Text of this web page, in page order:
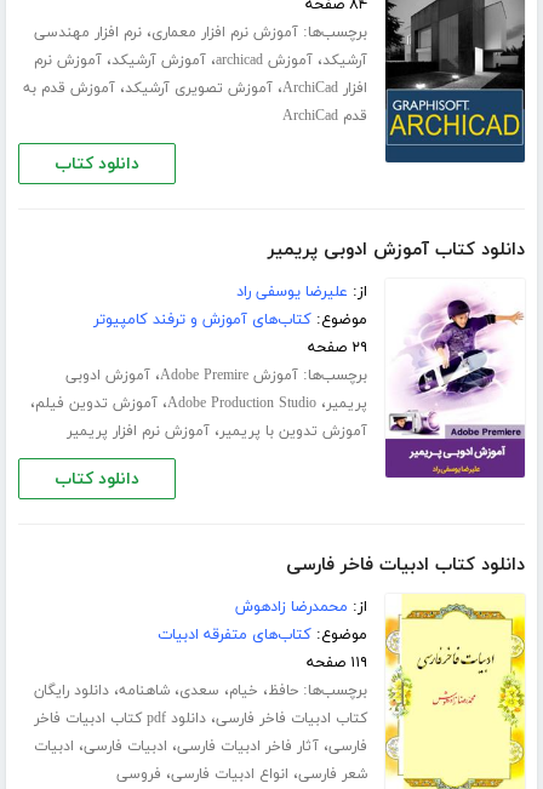
۸۴ صفحه
برچسب‌ها:آموزش نرم افزار معماری،نرم افزار مهندسی
آرشیکد،آموزش archicad ،آموزش آرشیکد،آموزش نرم
افزار ArchiCad
،آموزش تصویری آرشیکد،آموزش قدم به
قدم ArchiCad
دانلود کتاب
دانلود کتاب آموزش ادوبی پریمیر
از: علیرضا یوسفی راد
موضوع:کتاب‌های آموزش و ترفند کامپیوتر
۲۹ صفحه
برچسب‌ها:آموزش Adobe Premire ،آموزش ادوبی
پریمیر،Adobe Production Studio،آموزش تدوین فیلم،
آموزش تدوین با پریمیر،آموزش نرم افزار پریمیر
دانلود کتاب
دانلود کتاب ادبیات فاخر فارسی
از: محمدرضا زادهوش
موضوع:کتاب‌های متفرقه ادبیات
۱۱۹ صفحه
برچسب‌ها:حافظ، خیام، سعدی،شاهنامه،دانلود رایگان
کتاب ادبیات فاخر فارسی،
دانلود pdf کتاب ادبیات فاخر
فارسی،آثار فاخر ادبیات فارسی، ادبیات فارسی، ادبیات
شعر فارسی، انواع ادبیات فارسی، فروسی